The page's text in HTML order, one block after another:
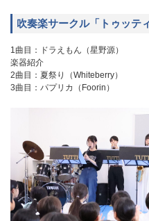
吹奏楽サークル「トゥッティ
1曲目：ドラえもん（星野源）
楽器紹介
2曲目：夏祭り（Whiteberry）
3曲目：パプリカ（Foorin）